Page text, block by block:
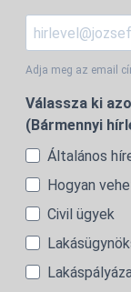
Adja meg az email
Válassza ki
(Bármennyi
Általános
Hogyan
Civil ügyek